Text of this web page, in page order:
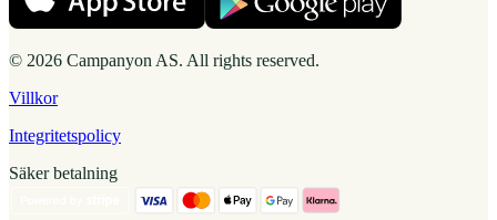
© 2026 Campanyon AS. All rights reserved.
Villkor
Integritetspolicy
Säker betalning